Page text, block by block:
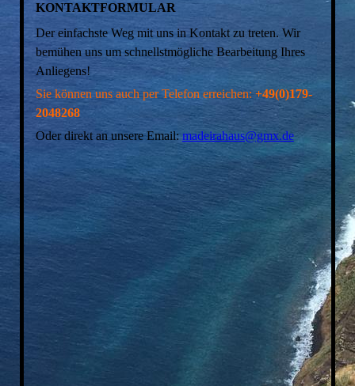
KONTAKTFORMULAR
Der einfachste Weg mit uns in Kontakt zu treten. Wir
bemühen uns um schnellstmögliche Bearbeitung Ihres
Anliegens!
Sie können uns auch per Telefon erreichen:+49(0)179-
2048268
Oder direkt an unsere Email:madeirahaus@gmx.de